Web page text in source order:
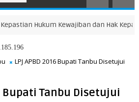
Hukum Kewajiban dan Hak Kepala
LPJ APBD 2016 Bupati Tanbu Disetujui
Bupati Tanbu Disetujui